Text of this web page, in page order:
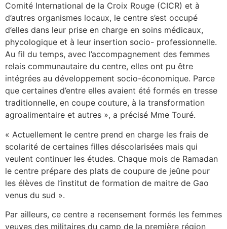
Comité International de la Croix Rouge (CICR) et à
d’autres organismes locaux, le centre s’est occupé
d’elles dans leur prise en charge en soins médicaux,
phycologique et à leur insertion socio- professionnelle.
Au fil du temps, avec l’accompagnement des femmes
relais communautaire du centre, elles ont pu être
intégrées au développement socio-économique. Parce
que certaines d’entre elles avaient été formés en tresse
traditionnelle, en coupe couture, à la transformation
agroalimentaire et autres », a précisé Mme Touré.
« Actuellement le centre prend en charge les frais de
scolarité de certaines filles déscolarisées mais qui
veulent continuer les études. Chaque mois de Ramadan
le centre prépare des plats de coupure de jeûne pour
les élèves de l’institut de formation de maitre de Gao
venus du sud ».
Par ailleurs, ce centre a recensement formés les femmes
veuves des militaires du camp de la première région